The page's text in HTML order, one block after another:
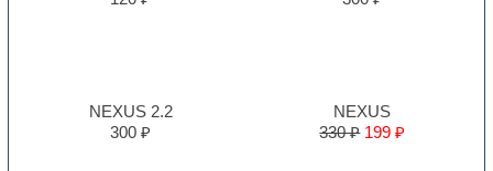
NEXUS 2.2
300 ₽
NEXUS
330 ₽ 199 ₽